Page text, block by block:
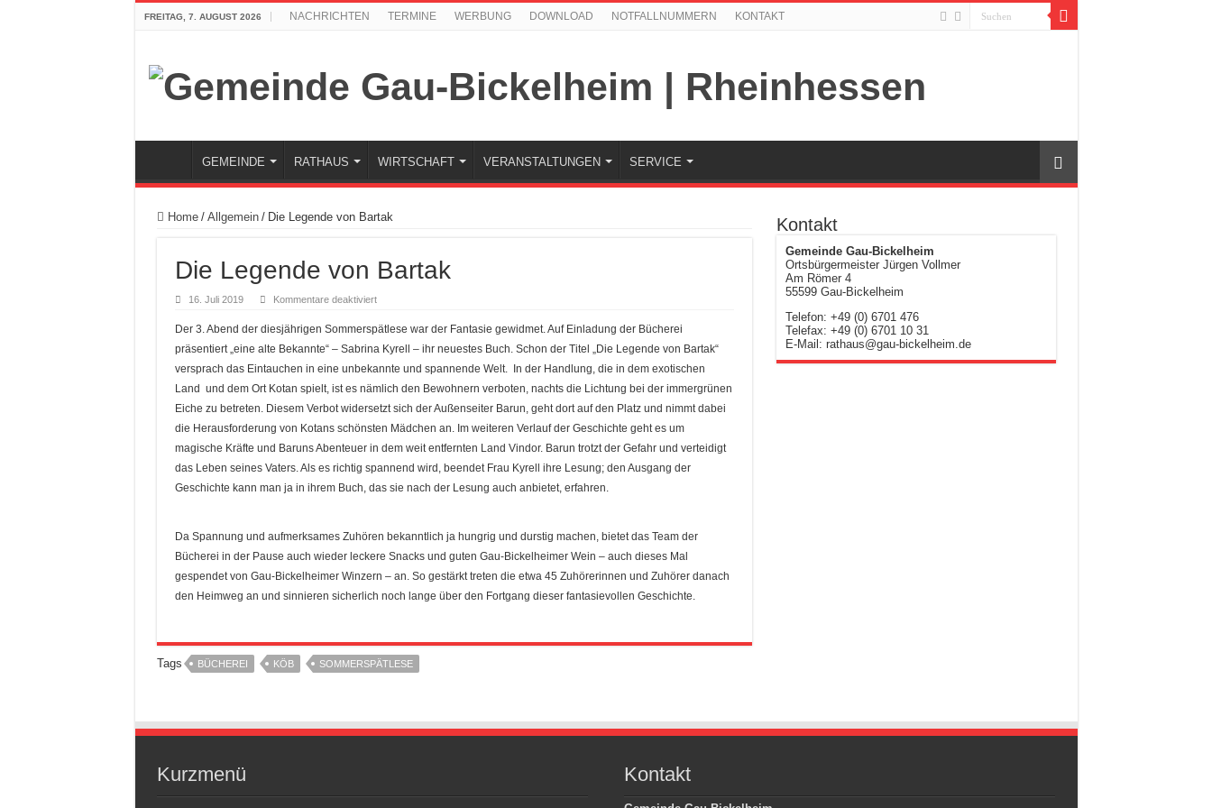
FREITAG, 7. AUGUST 2026 NACHRICHTEN TERMINE WERBUNG DOWNLOAD NOTFALLNUMMERN KONTAKT
GEMEINDE RATHAUS WIRTSCHAFT VERANSTALTUNGEN SERVICE
Home / Allgemein / Die Legende von Bartak
Die Legende von Bartak
16. Juli 2019 Kommentare deaktiviertfür
von
Der 3. Abend der diesjährigen Sommerspätlese war der Fantasie gewidmet. Auf Einladung der Bücherei
präsentiert „eine alte Bekannte“ – Sabrina Kyrell – ihr neuestes Buch. Schon der Titel „Die Legende von Bartak“
versprach das Eintauchen in eine unbekannte und spannende Welt. In der Handlung, die in dem exotischen
Land und dem Ort Kotan spielt, ist es nämlich den Bewohnern verboten, nachts die Lichtung bei der immergrünen
Eiche zu betreten. Diesem Verbot widersetzt sich der Außenseiter Barun, geht dort auf den Platz und nimmt dabei
die Herausforderung von Kotans schönsten Mädchen an. Im weiteren Verlauf der Geschichte geht es um
magische Kräfte und Baruns Abenteuer in dem weit entfernten Land Vindor. Barun trotzt der Gefahr und verteidigt
das Leben seines Vaters. Als es richtig spannend wird, beendet Frau Kyrell ihre Lesung; den Ausgang der
Geschichte kann man ja in ihrem Buch, das sie nach der Lesung auch anbietet, erfahren.
Da Spannung und aufmerksames Zuhören bekanntlich ja hungrig und durstig machen, bietet das Team der
Bücherei in der Pause auch wieder leckere Snacks und guten Gau-Bickelheimer Wein – auch dieses Mal
gespendet von Gau-Bickelheimer Winzern – an. So gestärkt treten die etwa 45 Zuhörerinnen und Zuhörer danach
den Heimweg an und sinnieren sicherlich noch lange über den Fortgang dieser fantasievollen Geschichte.
Tags BÜCHEREI KÖB SOMMERSPÄTLESE
Kontakt
Gemeinde Gau-Bickelheim
Ortsbürgermeister Jürgen Vollmer
Am Römer 4
55599 Gau-Bickelheim
Telefon: +49 (0) 6701 476
Telefax: +49 (0) 6701 10 31
E-Mail: rathaus@gau-bickelheim.de
Kurzmenü Kontakt